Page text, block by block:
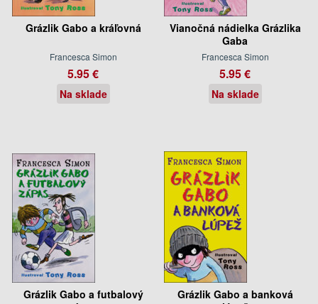
Grázlik Gabo a kráľovná
Francesca Simon
5.95 €
Na sklade
Vianočná nádielka Grázlika
Gaba
Francesca Simon
5.95 €
Na sklade
Grázlik Gabo a futbalový
Grázlik Gabo a banková